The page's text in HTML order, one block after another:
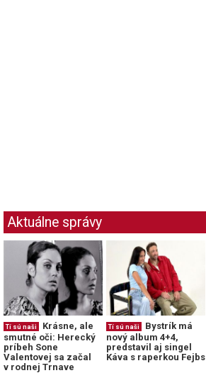
Aktuálne správy
Tí sú naši
Krásne, ale
smutné oči: Herecký
príbeh Sone
Valentovej sa začal
v rodnej Trnave
Tí sú naši
Bystrík má
nový album 4+4,
predstavil aj singel
Káva s raperkou Fejbs